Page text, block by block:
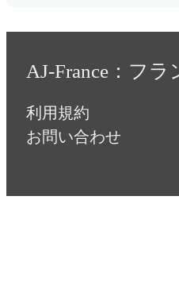
AJ-France：フ
利用規約
お問い合わせ